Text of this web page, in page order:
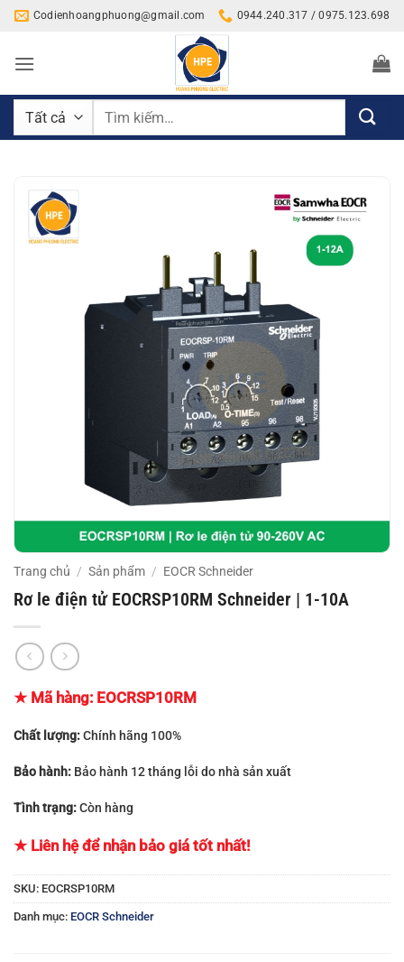
Bỏ
nội
Codienhoangphuong@gmail.com 0944.240.317 / 0975.123.698
Tìm
Trang chủ / Sản phẩm / EOCR Schneider
Rơ le điện tử EOCRSP10RM Schneider | 1-10A
★ Mã hàng: EOCRSP10RM
Chất lượng:Chính hãng 100%
Bảo hành: Bảo hành 12 tháng lỗi do nhà sản xuất
Tình trạng:Còn hàng
★ Liên hệ để nhận bảo giá tốt nhất!
SKU: EOCRSP10RM
Danh mục: EOCR Schneider